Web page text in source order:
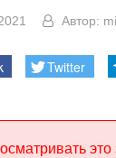
Автор:
Twitter